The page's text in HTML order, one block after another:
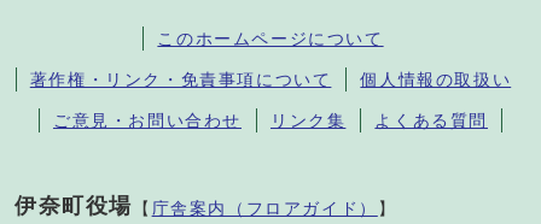
このホームページについて
著作権・リンク・免責事項について 個人情報の取扱い
ご意見・お問い合わせ リンク集 よくある質問
伊奈町役場 【 庁舎案内（フロアガイド） 】